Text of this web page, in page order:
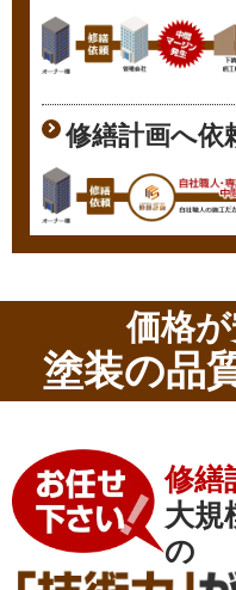
修繕計画へ依
価格が
塗装の品
修繕
大規
の